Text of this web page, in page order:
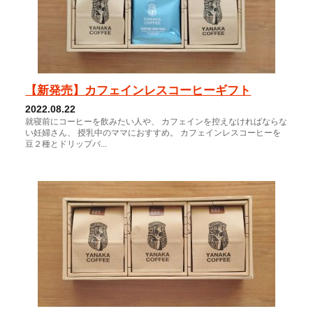
【新発売】カフェインレスコーヒーギフト
2022.08.22
就寝前にコーヒーを飲みたい人や、 カフェインを控えなければならな
い妊婦さん、 授乳中のママにおすすめ。 カフェインレスコーヒーを
豆２種とドリップバ...